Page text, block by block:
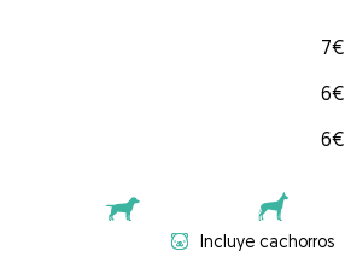
7€
6€
6€
Incluye cachorros